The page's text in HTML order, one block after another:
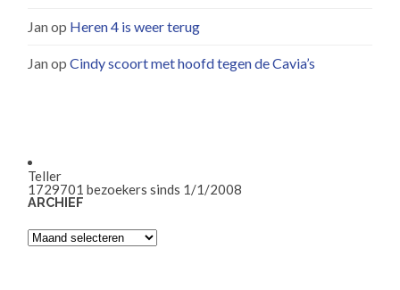
Janop Heren 4 is weer terug
JanopCindy scoort met hoofd tegen de Cavia’s
Teller
1729701 bezoekers sinds 1/1/2008
ARCHIEF
Archief